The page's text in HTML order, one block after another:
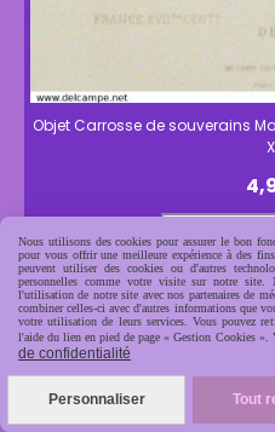
Objet Carrosse de souverains
Nous utilisons des cookies pour assurer le bon
pour vous offrir une meilleure expérience à des
peuvent utiliser des cookies ou d'autres
personnelles comme votre visite sur notre site.
l'utilisation de notre site avec nos partenaires de
combiner celles-ci avec d'autres informations que
votre utilisation de leurs services. Vous pouvez
l'aide du lien en pied de page « Gestion Cookies
de confidentialité
Personnaliser Tout